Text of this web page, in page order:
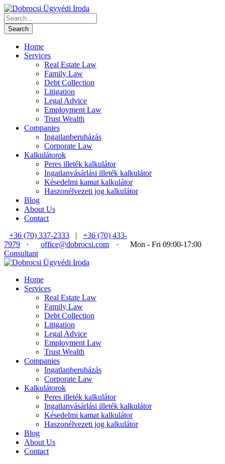
Home
Services
Real Estate Law
Family Law
Debt Collection
Litigation
Legal Advice
Employment Law
Trust Wealth
Companies
Ingatlanberuházás
Corporate Law
Kalkulátorok
Peres illeték kalkulátor
Ingatlanvásárlási illeték kalkulátor
Késedelmi kamat kalkulátor
Haszonélvezeti jog kalkulátor
Blog
About Us
Contact
+36 (70) 337-2333
|
+36 (70) 433-
7979
· office@dobrocsi.com ·
Mon - Fri 09:00-17:00
Consultant
Home
Services
Real Estate Law
Family Law
Debt Collection
Litigation
Legal Advice
Employment Law
Trust Wealth
Companies
Ingatlanberuházás
Corporate Law
Kalkulátorok
Peres illeték kalkulátor
Ingatlanvásárlási illeték kalkulátor
Késedelmi kamat kalkulátor
Haszonélvezeti jog kalkulátor
Blog
About Us
Contact